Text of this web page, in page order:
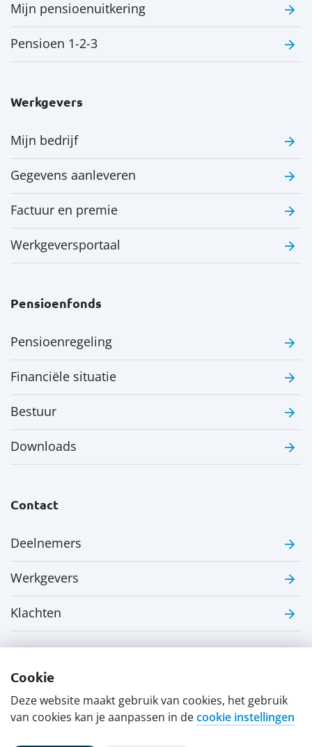
Cookie
Deze website maakt gebruik van cookies, het gebruik
van cookies kan je aanpassen in decookie instellingen
Downloads
Mijn pensioenuitkering
Pensioen 1-2-3
Werkgevers
Mijn bedrijf
Gegevens aanleveren
Factuur en premie
Werkgeversportaal
Pensioenfonds
Pensioenregeling
Financiële situatie
Bestuur
Downloads
Contact
Deelnemers
Werkgevers
Klachten
Disclaimer
Privacy verklaring